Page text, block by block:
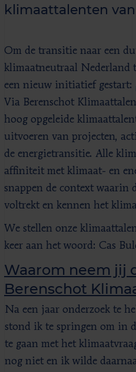
klimaattalenten
Om de transitie naar een
klimaatneutraal Nederland
een nieuw initiatief gestart:
Via Berenschot
hoog opgeleide
uitvoeren van projecten,
de energietransitie. Alle
affiniteit met klimaat- en
snappen de context waarin
voltrekt en kennen het
We stellen onze
keer aan het woord: Cas
Waarom neem jij
Berenschot
Na een jaar onderzoek te
stond ik te springen om in
te gaan met het
nog niet en ik wilde